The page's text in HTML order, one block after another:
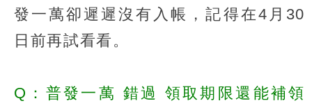
發一萬卻遲遲沒有入帳，記得在4月30
日前再試看看。
Q：普發一萬 錯過 領取期限還能補領